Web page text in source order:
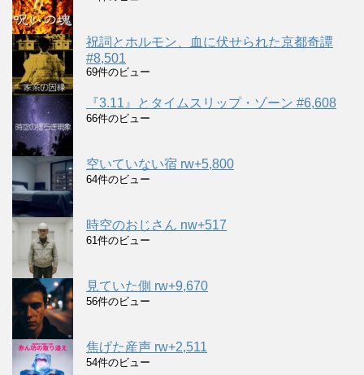
祝詞とホルモン、血に伏せられた京都奇譚
#8,501
69件のビュー
『3.11』とタイムスリップ・ゾーン #6,608
66件のビュー
空いていない宿 rw+5,800
64件のビュー
時空のおじさん nw+517
61件のビュー
見ていた側 rw+9,670
56件のビュー
焦げた産声 rw+2,511
54件のビュー